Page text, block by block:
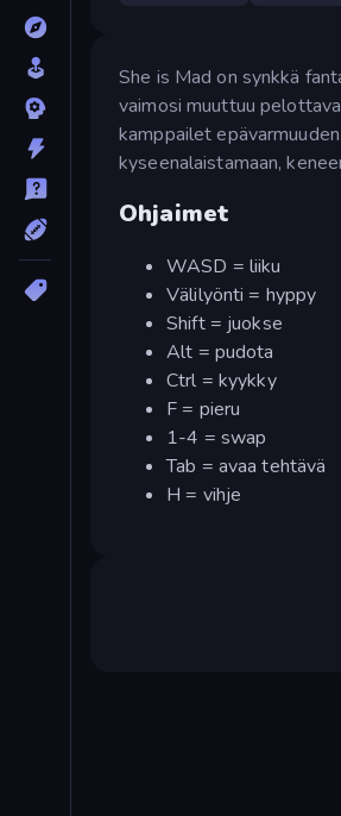
She is Mad on synkkä
vaimosi muuttuu
kamppailet
kyseenalaistamaan,
Ohjaimet
WASD = liiku
Välilyönti = hyppy
Shift = juokse
Alt = pudota
Ctrl = kyykky
F = pieru
1-4 = swap
Tab = avaa tehtävä
H = vihje